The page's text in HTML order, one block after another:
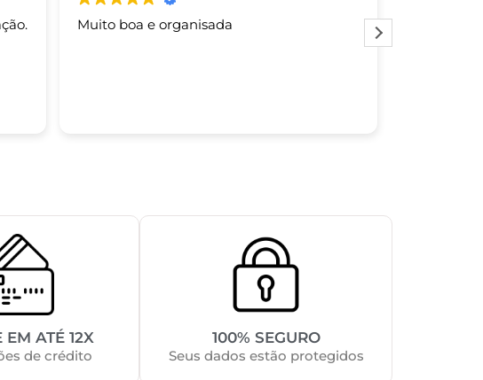
Muito boa e organisada
EM ATÉ 12X
de crédito
100% SEGURO
Seus dados estão protegidos